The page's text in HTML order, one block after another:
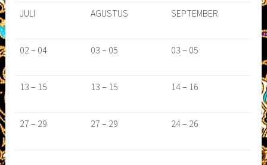
JULI AGUSTUS SEPTEMBER
02 – 04 03 – 05 03 – 05
13 – 15 13 – 15 14 – 16
27 – 29 27 – 29 24 – 26